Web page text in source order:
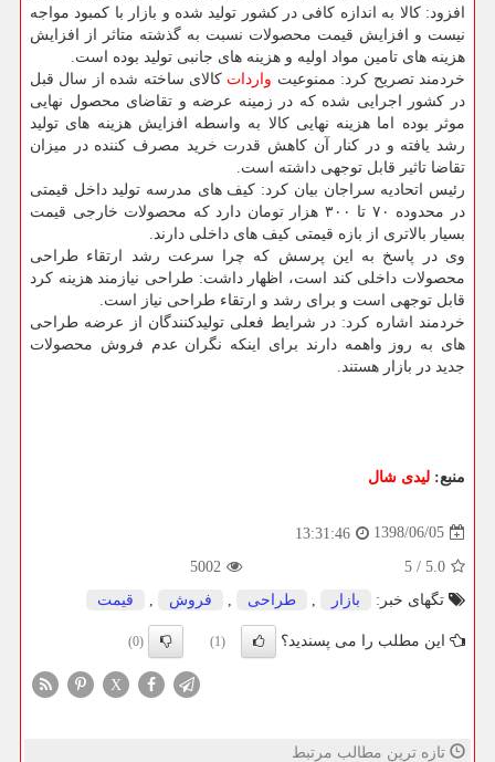
افزود: كالا به اندازه كافی در كشور تولید شده و بازار با كمبود مواجه
نیست و افزایش قیمت محصولات نسبت به گذشته متاثر از افزایش
هزینه های تامین مواد اولیه و هزینه های جانبی تولید بوده است.
خردمند تصریح كرد: ممنوعیت واردات كالای ساخته شده از سال قبل
در كشور اجرایی شده كه در زمینه عرضه و تقاضای محصول نهایی
موثر بوده اما هزینه نهایی كالا به واسطه افزایش هزینه های تولید
رشد یافته و در كنار آن كاهش قدرت خرید مصرف كننده در میزان
تقاضا تاثیر قابل توجهی داشته است.
رئیس اتحادیه سراجان بیان كرد: كیف های مدرسه تولید داخل قیمتی
در محدوده ۷۰ تا ۳۰۰ هزار تومان دارد كه محصولات خارجی قیمت
بسیار بالاتری از بازه قیمتی كیف های داخلی دارند.
وی در پاسخ به این پرسش كه چرا سرعت رشد ارتقاء طراحی
محصولات داخلی كند است، اظهار داشت: طراحی نیازمند هزینه كرد
قابل توجهی است و برای رشد و ارتقاء طراحی نیاز است.
خردمند اشاره كرد: در شرایط فعلی تولیدكنندگان از عرضه طراحی
های به روز واهمه دارند برای اینكه نگران عدم فروش محصولات
جدید در بازار هستند.
منبع: لیدی شال
1398/06/05
13:31:46
5.0
/
5
5002
تگهای خبر:
بازار طراحی فروش قیمت
این مطلب را می پسندید؟ (1)
(0)
X
تازه ترین مطالب مرتبط